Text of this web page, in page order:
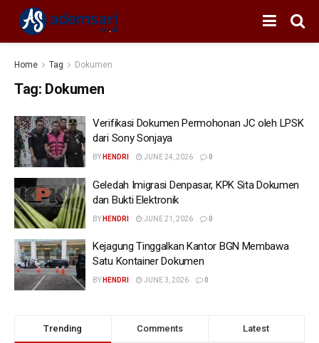
Home Tag Dokumen
Tag: Dokumen
Verifikasi Dokumen Permohonan JC oleh LPSK
dari Sony Sonjaya
BY HENDRI JUNE 24, 2026 0
Geledah Imigrasi Denpasar, KPK Sita Dokumen
dan Bukti Elektronik
BY HENDRI JUNE 21, 2026 0
Kejagung Tinggalkan Kantor BGN Membawa
Satu Kontainer Dokumen
BY HENDRI JUNE 3, 2026 0
Trending Comments Latest